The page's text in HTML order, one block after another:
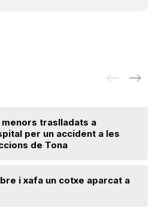
menors traslladats a
per un accident a les
de Tona
i xafa un cotxe aparcat a